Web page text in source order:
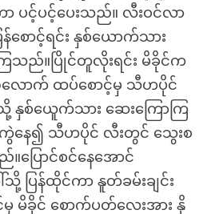
ာ ပင့်ပင့်ပေးသည်။ လီးဝင်လာ
စောင့်ရင်း နှစ်ယောက်သား
ည်။ပြိုင်တူလိုးရင်း မိခိုင်က
လောက် ထပ်စောင့်မှ သီဟပိုင်
သို့ နှစ်ယေူက်သား ဆေးကြောကြ
ကွဲနေ၍ သီဟပိုင် လီးတွင် သွေးစ
။ပြောင်စင်နေအောင်
သို့ ပြန်ထိုင်ကာ နူတ်ခမ်းချင်း
မိခိုင် စောက်ပတ်လေးအား နို